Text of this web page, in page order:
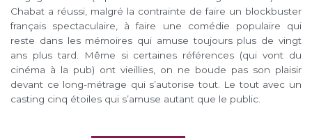
Chabat a réussi, malgré la contrainte de faire un blockbuster
français spectaculaire, à faire une comédie populaire qui
reste dans les mémoires qui amuse toujours plus de vingt
ans plus tard. Même si certaines références (qui vont du
cinéma à la pub) ont vieillies, on ne boude pas son plaisir
devant ce long-métrage qui s’autorise tout. Le tout avec un
casting cinq étoiles qui s’amuse autant que le public.